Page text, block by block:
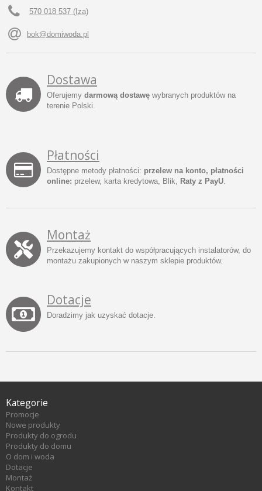
570 018 537 (Iza)
bok@domiwoda.pl
Dostawa
Oferujemy darmową dostawę wybranych produktów na
terenie Polski.
Płatności
Dostępne metody płatności: przelew na konto, płatności
online: przelew, karta kredytowa, Blik, Raty z PayU
Montaż
Przekazujemy kontakt do współpracujących instalatorów, do
montażu zakupionych w naszym sklepie produktów.
Dotacje
Doradzimy jak uzyskać dotacje.
Kategorie
Promocje
Nowe produkty
Produkty do ogrodu
Produkty do domu
O dom i woda
Dotacje
Montaż
Kontakt